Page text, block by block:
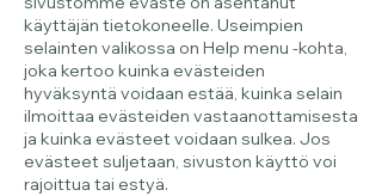
käyttäjän tietokoneelle. Useimpien
selainten valikossa on Help menu -kohta,
joka kertoo kuinka evästeiden
hyväksyntä voidaan estää, kuinka selain
ilmoittaa evästeiden vastaanottamisesta
ja kuinka evästeet voidaan sulkea. Jos
evästeet suljetaan, sivuston käyttö voi
rajoittua tai estyä.